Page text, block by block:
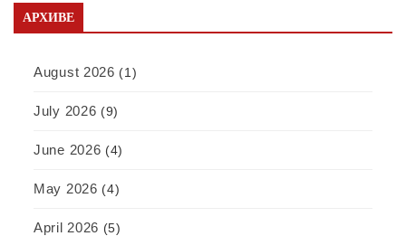
АРХИВЕ
August 2026 (1)
July 2026 (9)
June 2026 (4)
May 2026 (4)
April 2026 (5)